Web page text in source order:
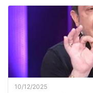
10/12/2025